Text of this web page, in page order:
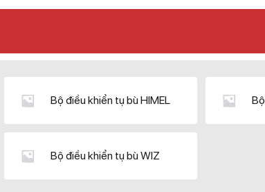
Bộ điều khiển tụ bù HIMEL
Bộ điều khiển tụ bù WIZ